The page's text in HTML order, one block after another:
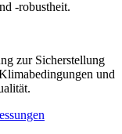
-robustheit.
zur Sicherstellung
und